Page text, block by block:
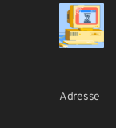
Adresse